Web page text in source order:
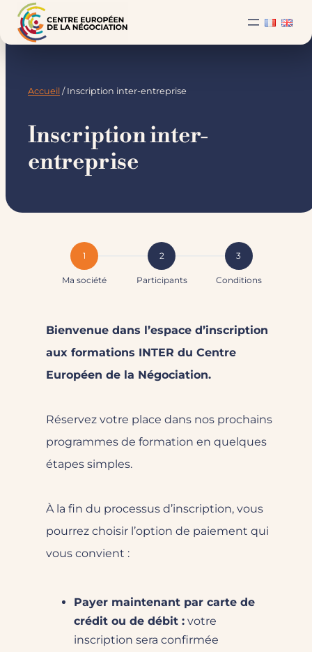
Accueil / Inscription inter-entreprise
Inscription inter-
entreprise
1
Ma société
2
Participants
3
Conditions
Bienvenue dans l’espace d’inscription
aux formations INTER du Centre
Européen de la Négociation.
Réservez votre place dans nos prochains
programmes de formation en quelques
étapes simples.
À la fin du processus d’inscription, vous
pourrez choisir l’option de paiement qui
vous convient :
Payer maintenant par carte de
crédit ou de débit : votre
inscription sera confirmée